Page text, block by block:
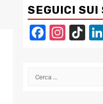
SEGUICI SUI
Ricerca